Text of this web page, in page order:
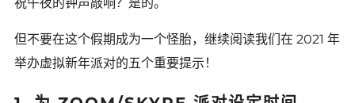
但不要在这个假期成为一个怪胎，继续阅读我们在 2021 年
举办虚拟新年派对的五个重要提示！